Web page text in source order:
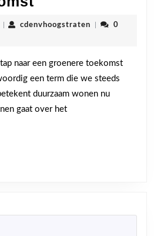
is
Ontdek
de
sleutel
28
cdenvhoogstraten
0
naar een groenere toekomst
een term die we steeds
duurzaam wonen nu
gaat over het